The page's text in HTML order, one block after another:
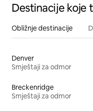
Destinacije koje
Obližnje destinacije
Denver
Smještaji za odmor
Breckenridge
Smještaji za odmor